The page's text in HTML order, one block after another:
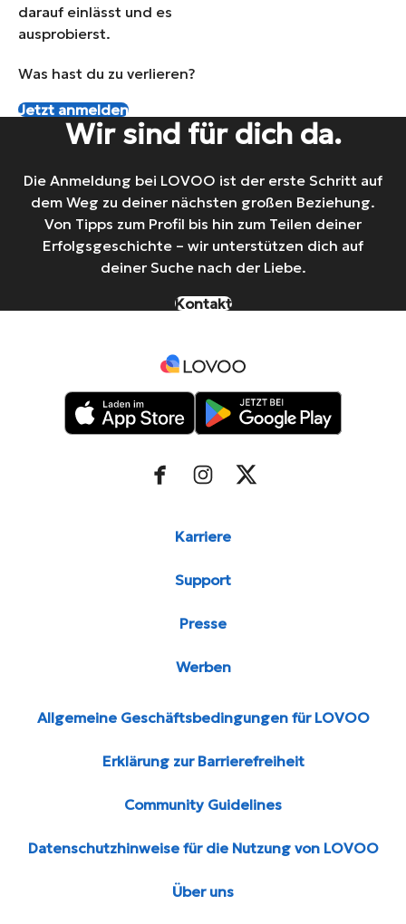
darauf einlässt und es
ausprobierst.
Was hast du zu verlieren?
Jetzt anmelden
Wir sind für dich da.
Die Anmeldung bei LOVOO ist der erste Schritt auf
dem Weg zu deiner nächsten großen Beziehung.
Von Tipps zum Profil bis hin zum Teilen deiner
Erfolgsgeschichte – wir unterstützen dich auf
deiner Suche nach der Liebe.
Kontakt
Karriere
Support
Presse
Werben
Allgemeine Geschäftsbedingungen für LOVOO
Erklärung zur Barrierefreiheit
Community Guidelines
Datenschutzhinweise für die Nutzung von LOVOO
Über uns